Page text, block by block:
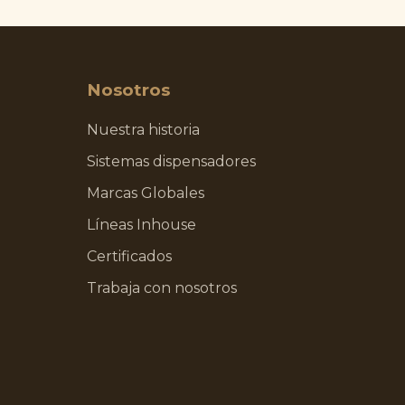
Nosotros
Nuestra historia
Sistemas dispensadores
Marcas Globales
Líneas Inhouse
Certificados
Trabaja con nosotros